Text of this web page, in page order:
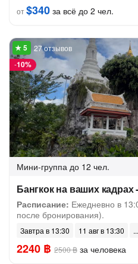
от$340 за всё до 2 чел.
-10%
27 отзывов
Мини-группа до 12 чел.
Бангкок на ваших кадрах
Расписание: Ежедневно в
после бронирования).
Завтра в 13:30 11 авг в 13:30
2240 ฿ 2500 ฿ за человека